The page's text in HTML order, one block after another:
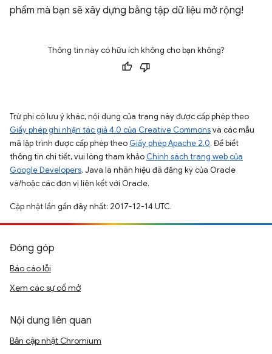
phẩm mà bạn sẽ xây dựng bằng tập dữ liệu mở rộng!
Thông tin này có hữu ích không cho bạn không?
Trừ phi có lưu ý khác, nội dung của trang này được cấp phép theo
Giấy phép ghi nhận tác giả 4.0 của Creative Commonsvà các mẫu
mã lập trình được cấp phép theo Giấy phép Apache 2.0. Để biết
thông tin chi tiết, vui lòng tham khảo Chính sách trang web của
Google Developers. Java là nhãn hiệu đã đăng ký của Oracle
và/hoặc các đơn vị liên kết với Oracle.
Cập nhật lần gần đây nhất: 2017-12-14 UTC.
Đóng góp
Báo cáo lỗi
Xem các sự cố mở
Nội dung liên quan
Bản cập nhật Chromium